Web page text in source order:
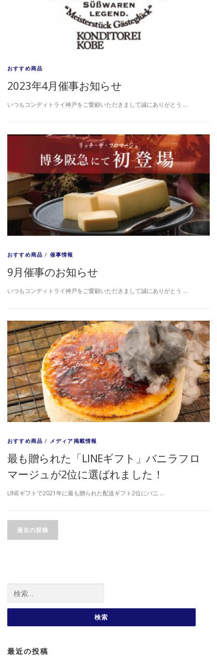
おすすめ商品
2023年4月催事お知らせ
いつもコンディトライ神戸をご愛顧いただきまして誠にありがとう …
おすすめ商品 / 催事情報
9月催事のお知らせ
いつもコンディトライ神戸をご愛顧いただきまして誠にありがとう …
おすすめ商品 / メディア掲載情報
最も贈られた「LINEギフト」バニラフロ
マージュが2位に選ばれました！
LINEギフトで2021年に最も贈られた配送ギフト2位にバニ …
投稿ナビゲーション
過去の投稿
最近の投稿